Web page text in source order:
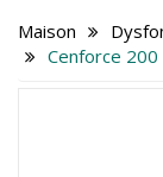
Maison
Cenforce 200